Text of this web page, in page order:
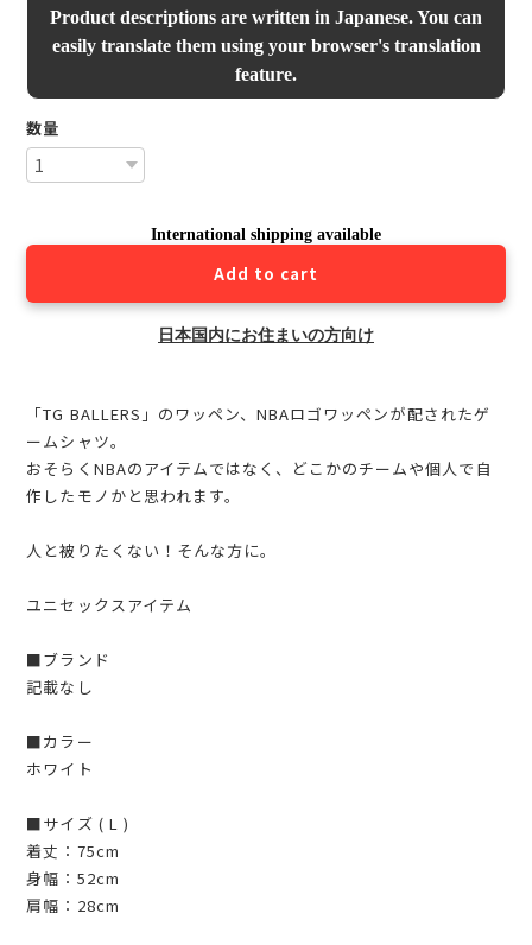
Product descriptions are written in Japanese. You can
easily translate them using your browser's translation
feature.
数量
International shipping available
Add to cart
日本国内にお住まいの方向け
「TG BALLERS」のワッペン、NBAロゴワッペンが配されたゲ
ームシャツ。
おそらくNBAのアイテムではなく、どこかのチームや個人で自
作したモノかと思われます。
人と被りたくない！そんな方に。
ユニセックスアイテム
■ブランド
記載なし
■カラー
ホワイト
■サイズ ( L )
着丈：75cm
身幅：52cm
肩幅：28cm